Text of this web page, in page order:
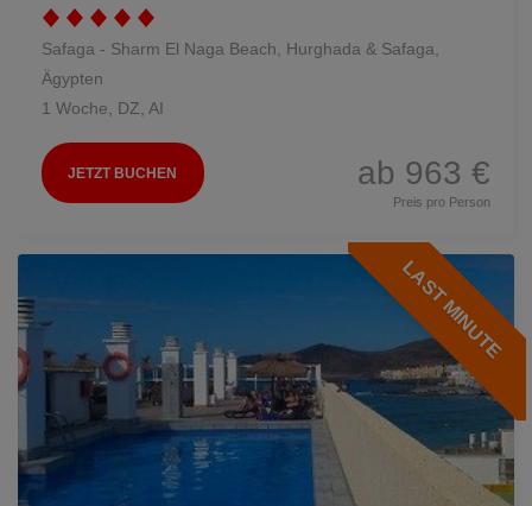
Safaga - Sharm El Naga Beach, Hurghada & Safaga,
Ägypten
1 Woche, DZ, AI
JETZT BUCHEN ab 963 €
Preis pro Person
LAST MINUTE